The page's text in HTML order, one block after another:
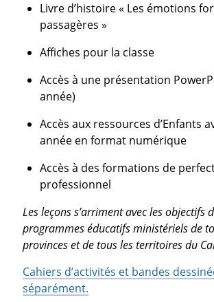
Livre d’histoire « Les émotions
passagères »
Affiches pour la classe
Accès à une présentation
année)
Accès aux ressources d’Enfants
année en format numérique
Accès à des formations de
professionnel
Les leçons s’arriment avec les objectifs
programmes éducatifs ministériels de
provinces et de tous les territoires du
Cahiers d’activités et bandes
séparément.